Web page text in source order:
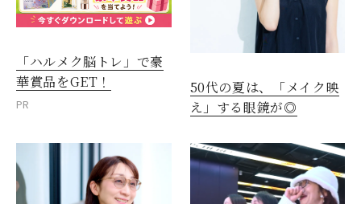
「ハルメク脳トレ」で豪
華賞品をGET！
PR
50代の夏は、「メイク映
え」する眼鏡が◎